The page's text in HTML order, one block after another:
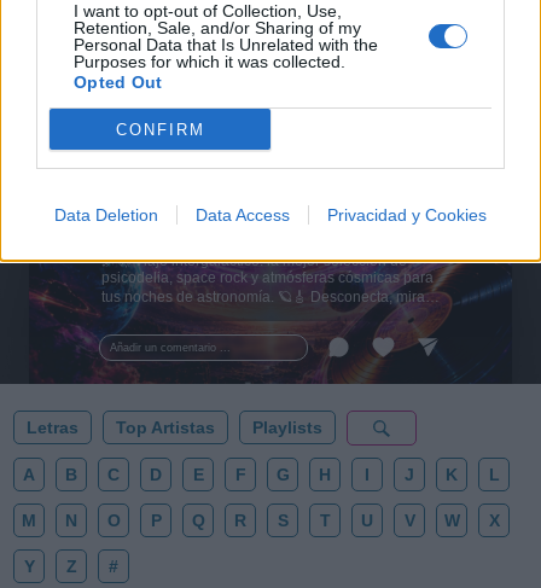
I want to opt-out of Collection, Use,
Retention, Sale, and/or Sharing of my
Personal Data that Is Unrelated with the
Purposes for which it was collected.
Opted Out
CONFIRM
Data Deletion Data Access Privacidad y Cookies
Añadir un comentario ...
🪐🚀 Canciones para Ver las Estrellas:
🌌🚀 Viaje intergaláctico: la mejor selección de
psicodelia, space rock y atmósferas cósmicas para
tus noches de astronomía. 🪐🎸 Desconecta, mira
al firmamento y siente la gravedad cero. 💾 ¡Guarda
esta colección para tu próxima noche estrellada!
✨⭐
Letras Top Artistas Playlists
A B C D E F G H I J K L
M N O P Q R S T U V W X
Y Z #